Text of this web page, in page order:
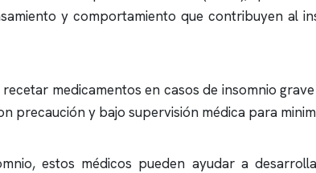
y comportamiento que contribuyen al
medicamentos en casos de insomnio
precaución y bajo supervisión médica para
, estos médicos pueden ayudar a